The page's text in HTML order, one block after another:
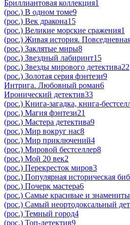
Бриллиантовая коллекция1
(рос.) В одном томе9
(рос.) Век дракона15
(рос.) Великие морские сражения1
(рос.) Живая история.
(рос.) Заклятые миры8
(рос.) Звездный лабиринт15
(рос.) Звезды мирового детектива22
(рос.) Золотая серия фэнтези9
Интрига. Любовный роман6
Иронический детектив33
(рос.) Книга-загадка, книга-
(рос.) Магия фэнтези21
(рос.) Мастера детектива9
(рос.) Мир вокруг нас8
(рос.) Мир приключений4
(рос.) Мировой бестселлер8
(рос.) Мой 20 век2
(рос.) Перекресток миров3
(рос.) Популярная историческая
(рос.) Почерк мастера6
(рос.) Самые красивые и
(рос.) Самый неортодоксальный
(рос.) Темный город4
(рос.) Топ-детектив9